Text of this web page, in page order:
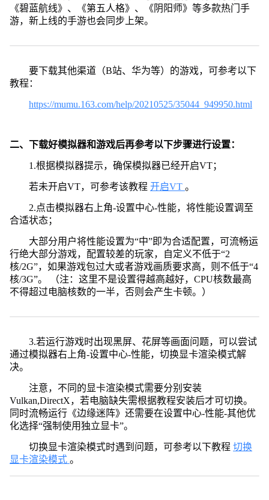
《碧蓝航线》、《第五人格》、《阴阳师》等多款热门手
游，新上线的手游也会同步上架。
要下载其他渠道（B站、华为等）的游戏，可参考以下
教程：
https://mumu.163.com/help/20210525/35044_949950.html
二、下载好模拟器和游戏后再参考以下步骤进行设置：
1.根据模拟器提示，确保模拟器已经开启VT；
若未开启VT，可参考该教程 开启VT 。
2.点击模拟器右上角-设置中心-性能，将性能设置调至
合适状态；
大部分用户将性能设置为“中”即为合适配置，可流畅运
行绝大部分游戏，配置较差的玩家，自定义不低于“2
核/2G”，如果游戏包过大或者游戏画质要求高，则不低于“4
核/3G”。 （注：这里不是设置得越高越好，CPU核数最高
不得超过电脑核数的一半，否则会产生卡顿。）
3.若运行游戏时出现黑屏、花屏等画面问题，可以尝试
通过模拟器右上角-设置中心-性能，切换显卡渲染模式解
决。
注意，不同的显卡渲染模式需要分别安装
Vulkan,DirectX，若电脑缺失需根据教程安装后才可切换。
同时流畅运行《边缘迷阵》还需要在设置中心-性能-其他优
化选择“强制使用独立显卡”。
切换显卡渲染模式时遇到问题，可参考以下教程 切换
显卡渲染模式 。